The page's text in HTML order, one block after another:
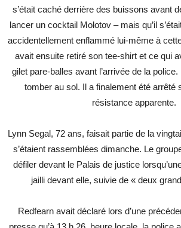
s’était caché derrière des buissons avant
lancer un cocktail Molotov – mais qu’il
accidentellement enflammé lui-même à
avait ensuite retiré son tee-shirt et ce qui
gilet pare-balles avant l’arrivée de la police.
tomber au sol. Il a finalement été arrêté
résistance apparente.
Lynn Segal, 72 ans, faisait partie de la
s’étaient rassemblées dimanche. Le
défiler devant le Palais de justice
jailli devant elle, suivie de « deux
Redfearn avait déclaré lors d’une